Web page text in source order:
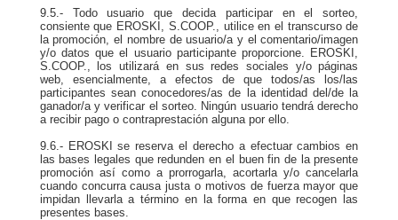
9.5.- Todo usuario que decida participar en el sorteo,
consiente que EROSKI, S.COOP., utilice en el transcurso de
la promoción, el nombre de usuario/a y el comentario/imagen
y/o datos que el usuario participante proporcione. EROSKI,
S.COOP., los utilizará en sus redes sociales y/o páginas
web, esencialmente, a efectos de que todos/as los/las
participantes sean conocedores/as de la identidad del/de la
ganador/a y verificar el sorteo. Ningún usuario tendrá derecho
a recibir pago o contraprestación alguna por ello.
9.6.- EROSKI se reserva el derecho a efectuar cambios en
las bases legales que redunden en el buen fin de la presente
promoción así como a prorrogarla, acortarla y/o cancelarla
cuando concurra causa justa o motivos de fuerza mayor que
impidan llevarla a término en la forma en que recogen las
presentes bases.